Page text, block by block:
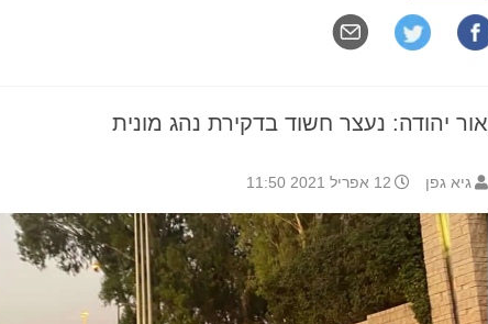
אור יהודה: נעצר חשוד בדקירת נהג מונית
גיא גפן 12 אפריל 2021 11:50